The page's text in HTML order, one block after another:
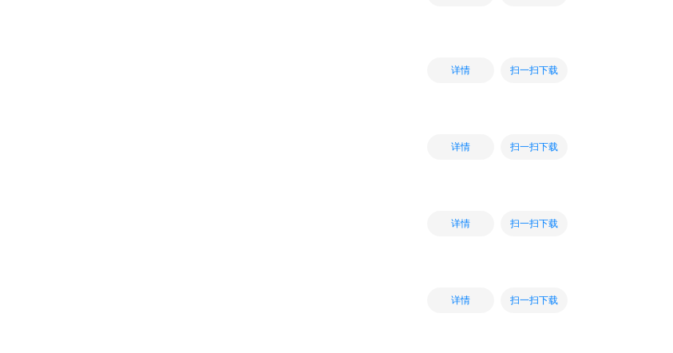
详情 扫一扫下载
详情 扫一扫下载
详情 扫一扫下载
详情 扫一扫下载